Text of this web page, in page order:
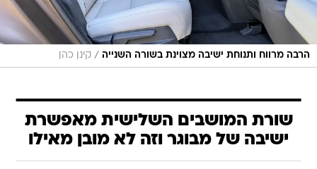
הרבה מרווח ותנוחת ישיבה מצוינת בשורה השנייה / קינן כהן
שורת המושבים השלישית מאפשרת
ישיבה של מבוגר וזה לא מובן מאילו